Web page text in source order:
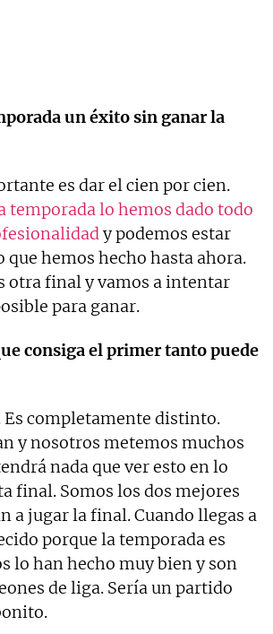
un éxito sin ganar la
es dar el cien por cien.
temporada lo hemos dado todo
y podemos estar
que hemos hecho hasta ahora.
otra final y vamos a intentar
para ganar.
consiga el primer tanto puede
Es completamente distinto.
y nosotros metemos muchos
nada que ver esto en lo
final. Somos los dos mejores
a jugar la final. Cuando llegas a
porque la temporada es
lo han hecho muy bien y son
de liga. Sería un partido